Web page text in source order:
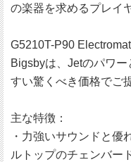
の楽器を求めるプレイ
G5210T-P90
Bigsbyは、Jetのパワ
すい驚くべき価格でご
主な特徴：
・力強いサウンドと優
ルトップのチェンバー